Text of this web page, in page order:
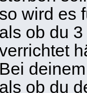
so wird es
als ob du
Bei
als ob du